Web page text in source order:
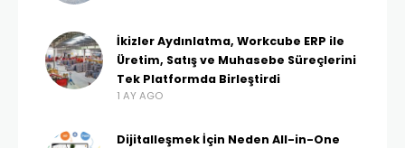
İkizler Aydınlatma, Workcube ERP ile
Üretim, Satış ve Muhasebe Süreçlerini
Tek Platformda Birleştirdi
1 AY AGO
Dijitalleşmek İçin Neden All-in-One